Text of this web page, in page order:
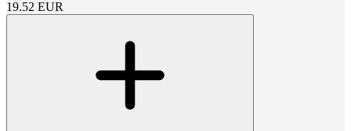
19.52 EUR